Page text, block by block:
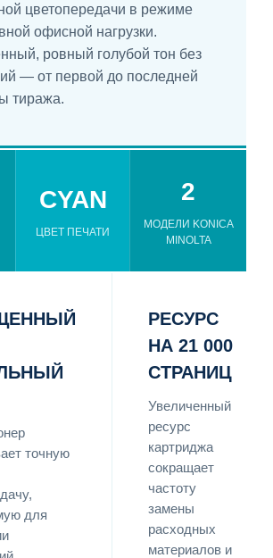
цветопередачи в режиме
офисной нагрузки.
ровный голубой тон без
— от первой до последней
тиража.
CYAN
ЦВЕТ ПЕЧАТИ
2
МОДЕЛИ KONICA
MINOLTA
точную
для
РЕСУРС
НА 21 000
СТРАНИЦ
Увеличенный
ресурс
картриджа
сокращает
частоту
замены
расходных
материалов и